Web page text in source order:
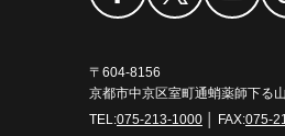
〒604-8156
京都市中京区室町通蛸薬師下る
TEL:075-213-1000 │ FAX:075-